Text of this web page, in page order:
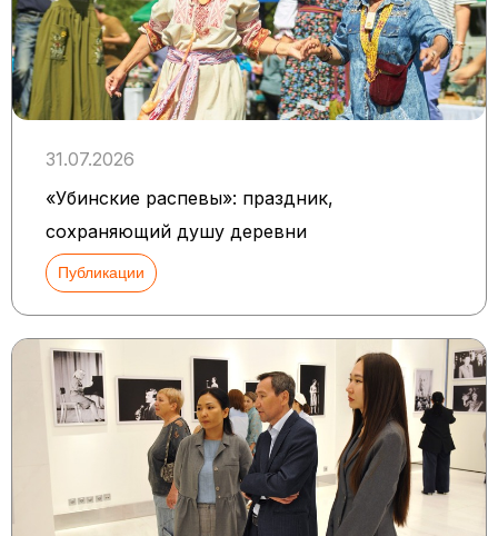
31.07.2026
«Убинские распевы»: праздник,
сохраняющий душу деревни
Публикации